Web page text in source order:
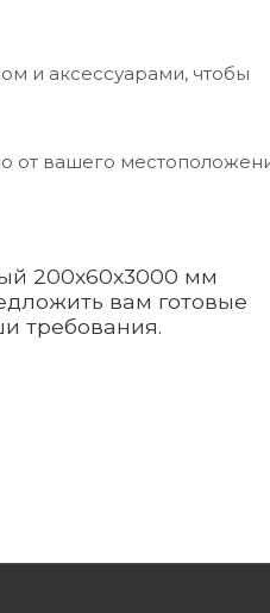
и аксессуарами, чтобы
от вашего
200x60x3000 мм
вам готовые
требования.